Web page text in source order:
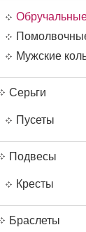
Мужские
Серьги
Пусеты
Подвесы
Кресты
Браслеты